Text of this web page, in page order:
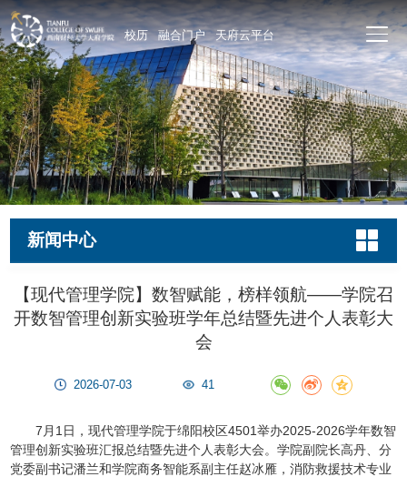
校历 融合门户 天府云平台
新闻中心
【现代管理学院】数智赋能，榜样领航——学院召
开数智管理创新实验班学年总结暨先进个人表彰大
会
2026-07-03 41
7月1日，现代管理学院于绵阳校区4501举办2025-2026学年数智
管理创新实验班汇报总结暨先进个人表彰大会。学院副院长高丹、分
党委副书记潘兰和学院商务智能系副主任赵冰雁，消防救援技术专业